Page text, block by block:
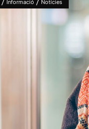
/ Informació / Notícies